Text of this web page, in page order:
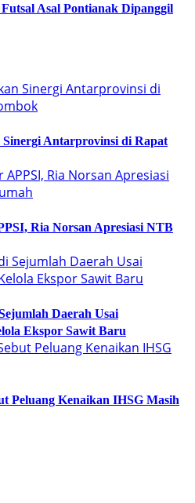
Asal Pontianak Dipanggil
Antarprovinsi di Rapat
Ria Norsan Apresiasi NTB
Daerah Usai
Ekspor Sawit Baru
Peluang Kenaikan IHSG Masih